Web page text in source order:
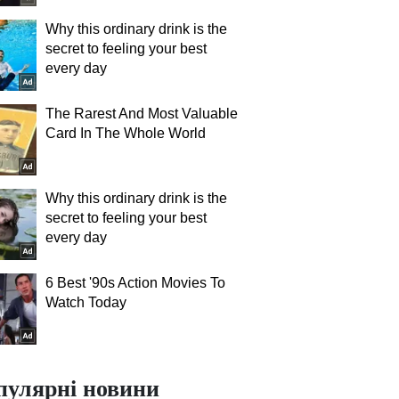
Why this ordinary drink is the
secret to feeling your best
every day
The Rarest And Most Valuable
Card In The Whole World
Why this ordinary drink is the
secret to feeling your best
every day
6 Best '90s Action Movies To
Watch Today
новини